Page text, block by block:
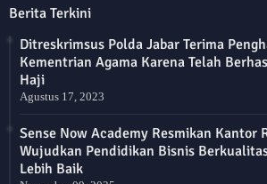
Berita Terkini
Ditreskrimsus Polda Jabar Terima
Kementrian Agama Karena Telah
Haji
Agustus 17, 2023
Sense Now Academy Resmikan Kantor
Wujudkan Pendidikan Bisnis
Lebih Baik